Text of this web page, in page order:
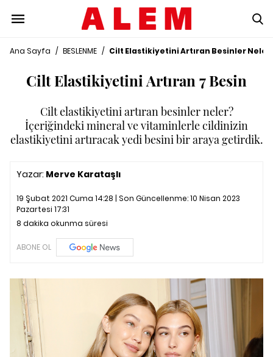
Ana Sayfa / BESLENME / Cilt Elastikiyetini Artıran Besinler
Cilt Elastikiyetini Artıran 7 Besin
Cilt elastikiyetini artıran besinler neler?
İçeriğindeki mineral ve vitaminlerle cildinizin
elastikiyetini artıracak yedi besini bir araya getirdik.
Yazar: Merve Karataşlı
19 Şubat 2021 Cuma 14:28 | Son Güncellenme:10 Nisan 2023
Pazartesi 17:31
8 dakika okunma süresi
ABONE OL